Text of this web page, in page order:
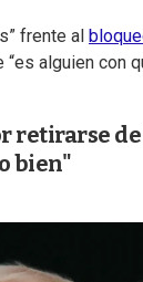
frente al
alguien con
retirarse
bien"